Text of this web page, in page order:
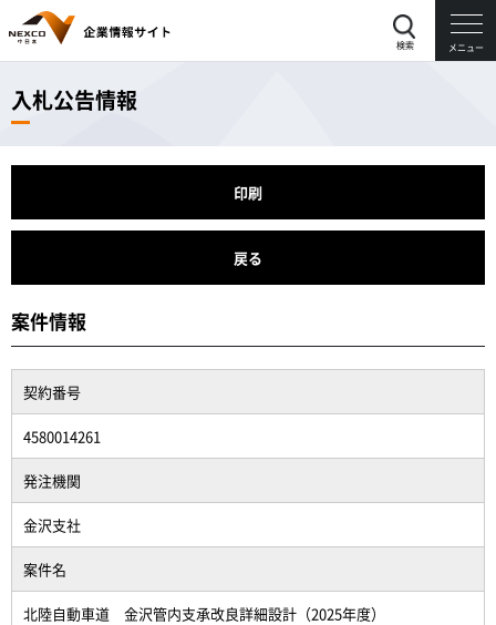
検索 メニュー
入札公告情報
印刷
戻る
案件情報
契約番号
4580014261
発注機関
金沢支社
案件名
北陸自動車道 金沢管内支承改良詳細設計（2025年度）